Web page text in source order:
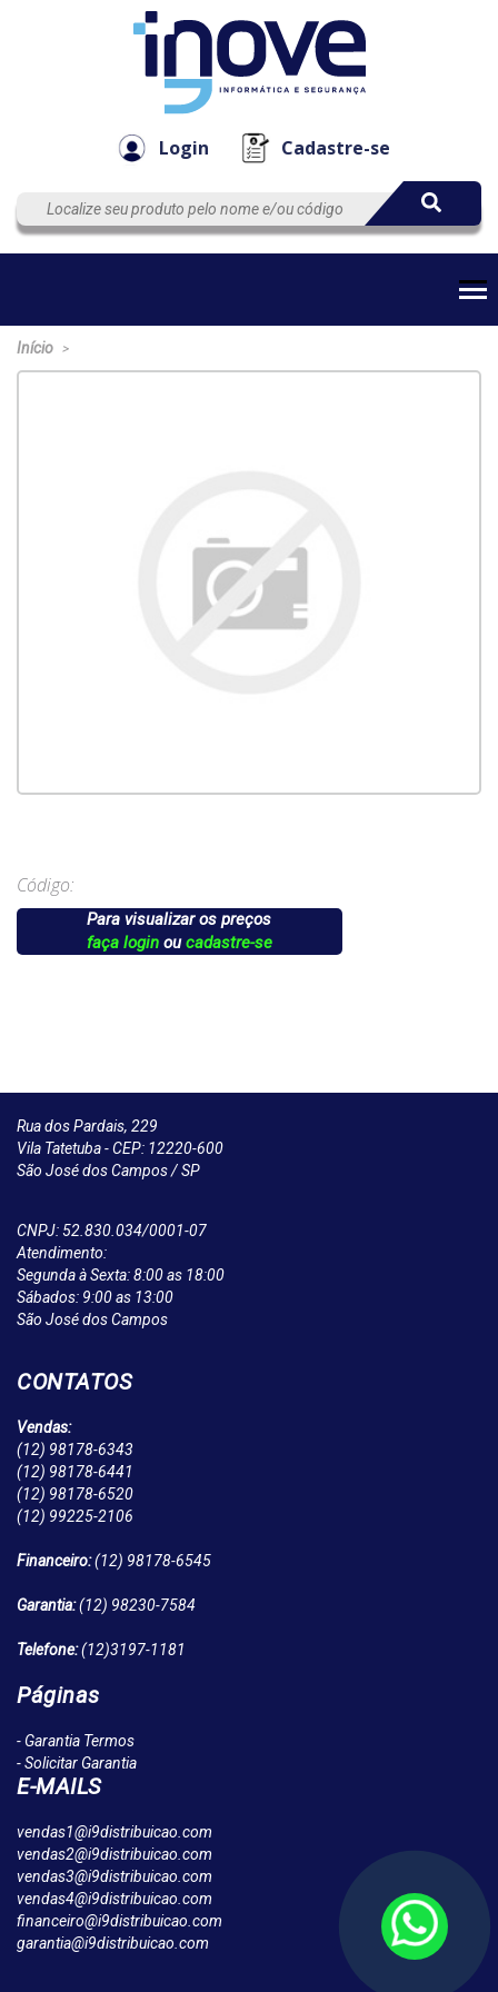
Login Cadastre-se
EmpresaAutomação
Início >
Código:
Para visualizar os preços
faça loginoucadastre-se
Rua dos Pardais, 229
Vila Tatetuba - CEP: 12220-600
São José dos Campos / SP
CNPJ: 52.830.034/0001-07
Atendimento:
Segunda à Sexta: 8:00 as 18:00
Sábados: 9:00 as 13:00
São José dos Campos
CONTATOS
Vendas:
(12) 98178-6343
(12) 98178-6441
(12) 98178-6520
(12) 99225-2106
Financeiro:(12) 98178-6545
Garantia:(12) 98230-7584
Telefone:(12)3197-1181
Páginas
- Garantia Termos
- Solicitar Garantia
E-MAILS
vendas1@i9distribuicao.com
vendas2@i9distribuicao.com
vendas3@i9distribuicao.com
vendas4@i9distribuicao.com
financeiro@i9distribuicao.com
garantia@i9distribuicao.com